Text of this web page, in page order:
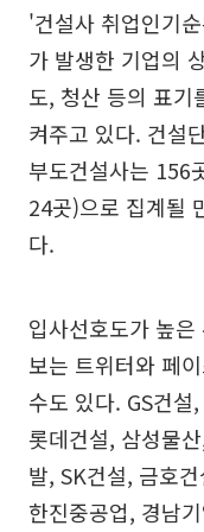
'건설사 취업인기
가 발생한 기업의
도, 청산 등의 표기
켜주고 있다. 건설
부도건설사는 156
24곳)으로 집계될
다.
입사선호도가 높
보는 트위터와 페
수도 있다. GS건
롯데건설, 삼성물
발, SK건설, 금호
한진중공업, 경남